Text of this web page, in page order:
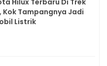
Hilux Terbaru Di Trek
Kok Tampangnya Jadi
Listrik